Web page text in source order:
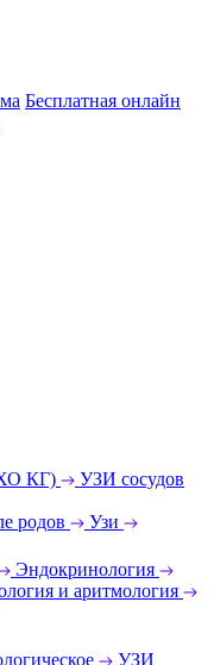
Бесплатная онлайн
КГ)
УЗИ сосудов
родов
Узи
Эндокринология
и аритмология
УЗИ